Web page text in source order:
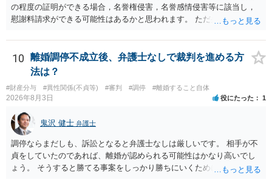
の程度の証明ができる場合，名誉権侵害，名誉感情侵害等に該当し，
慰謝料請求ができる可能性はあるかと思われます。 ただ弁護士費用を
た方が良いでしょう。
10
離婚調停不成立後、弁護士なしで裁判を進める方
法は？
#財産分与 #異性関係(不貞等) #審判 #調停 #離婚すること自体
2026年8月3日 役にたった 1
鬼沢 健士 弁護士
調停ならまだしも、訴訟となると弁護士なしは厳しいです。 相手が不
貞をしていたのであれば、離婚が認められる可能性はかなり高いでし
ょう。 そうすると勝てる事案をしっかり勝ちにいくためにも弁護士委